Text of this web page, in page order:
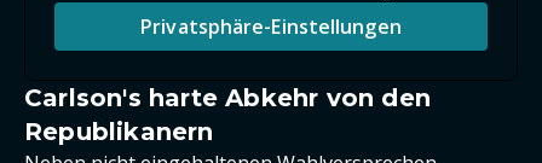
Privatsphäre-Einstellungen
Carlson's harte Abkehr von den
Republikanern